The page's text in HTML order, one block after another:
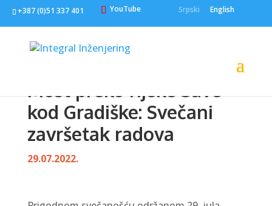
+387 (0)51 337 401 YouTube Srpski English
Most preko rijeke Save
kod Gradiške: Svečani
završetak radova
29.07.2022.